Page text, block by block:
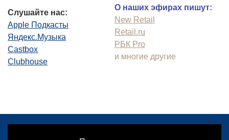
Слушайте нас:
Apple Подкасты
Яндекс.Музыка
Castbox
Clubhouse
О наших эфирах пишут:
New Retail
Retail.ru
РБК Pro
и многие другие